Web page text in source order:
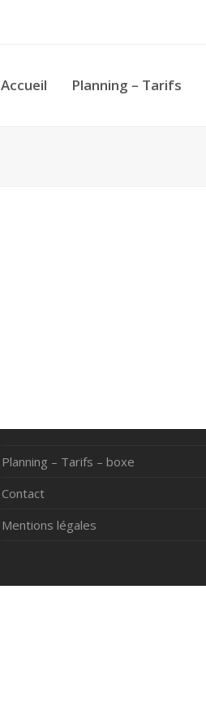
Accueil Planning – Tarifs
Planning – Tarifs – boxe
Contact
Mentions légales